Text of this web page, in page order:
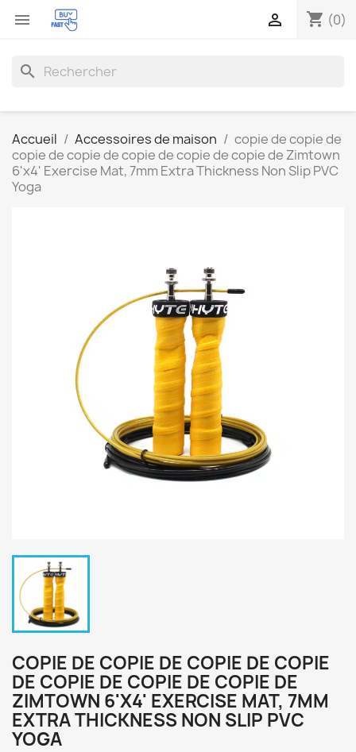
 shopping_cart (0)

search
Accueil Accessoires de maison
copie de copie de
copie de copie de copie de copie de copie de Zimtown
6'x4' Exercise Mat, 7mm Extra Thickness Non Slip PVC
Yoga
COPIE DE COPIE DE COPIE DE COPIE
DE COPIE DE COPIE DE COPIE DE
ZIMTOWN 6'X4' EXERCISE MAT, 7MM
EXTRA THICKNESS NON SLIP PVC
YOGA